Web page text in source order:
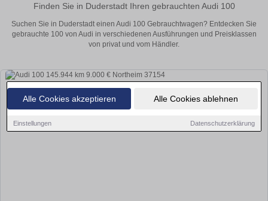
Alle Cookies akzeptieren Alle Cookies ablehnen
Einstellungen Datenschutzerklärung
Finden Sie in Duderstadt Ihren gebrauchten Audi 100
Suchen Sie in Duderstadt einen Audi 100 Gebrauchtwagen? Entdecken Sie
gebrauchte 100 von Audi in verschiedenen Ausführungen und Preisklassen
von privat und vom Händler.